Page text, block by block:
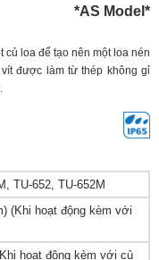
*AS Model*
loa để tạo nên một loa nén
được làm từ thép không gỉ
TU-652, TU-652M
(Khi hoạt động kèm với
hoạt động kèm với củ